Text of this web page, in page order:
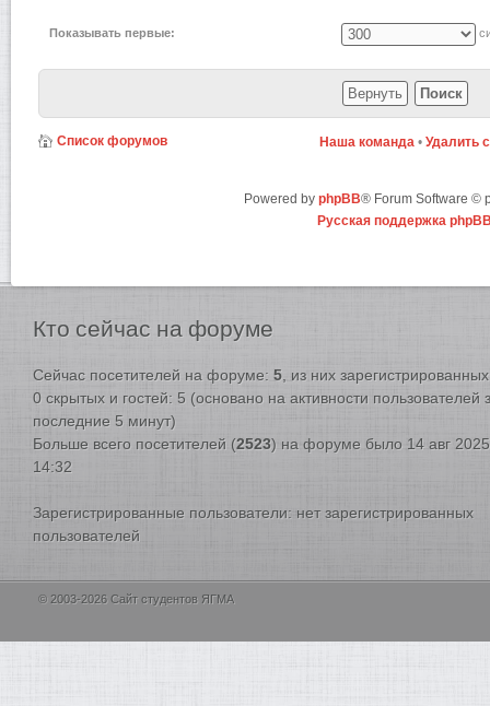
Показывать первые:
Список форумов Наша команда • Удалить
Powered by phpBB® Forum Software ©
Русская поддержка
Кто сейчас на форуме
Сейчас посетителей на форуме: 5 , из них
0 скрытых и гостей: 5 (основано на активности пользователей
последние 5 минут)
Больше всего посетителей (2523) на форуме было 14 авг
14:32
Зарегистрированные пользователи: нет зарегистрированных
пользователей
© 2003-2026 Сайт студентов ЯГМА